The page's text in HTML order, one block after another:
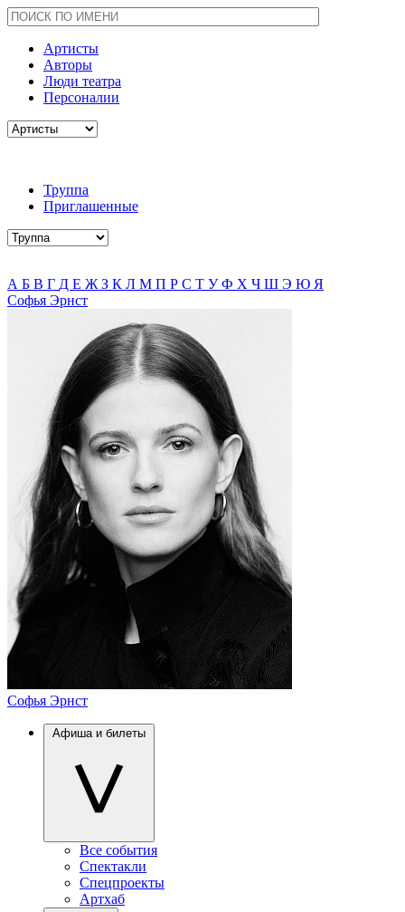
Артисты
Авторы
Люди театра
Персоналии
Труппа
Приглашенные
А Б В Г Д Е ЖЗ К Л М П Р С Т УФ Х Ч Ш Э Ю Я
Софья Эрнст
Софья Эрнст
Афиша и билеты
Все события
Спектакли
Спецпроекты
Артхаб